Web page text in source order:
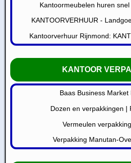
Kantoormeubelen huren
KANTOORVERHUUR -
Kantoorverhuur Rijnmond:
KANTOOR
Baas Business Market
Dozen en verpakkingen |
Vermeulen
Verpakking Manutan-